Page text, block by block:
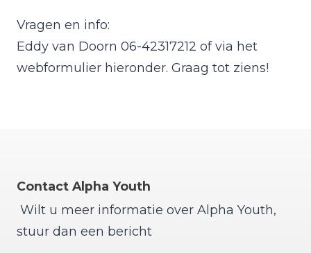
Vragen en info:
Eddy van Doorn 06-42317212 of via het
webformulier hieronder. Graag tot ziens!
Contact Alpha Youth
Wilt u meer informatie over Alpha Youth,
stuur dan een bericht